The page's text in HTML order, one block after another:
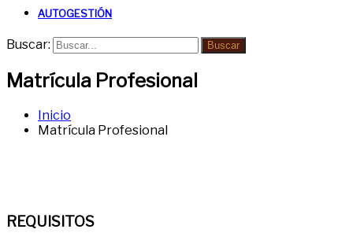
AUTOGESTIÓN
Buscar: Buscar
Matrícula Profesional
Inicio
Matrícula Profesional
REQUISITOS